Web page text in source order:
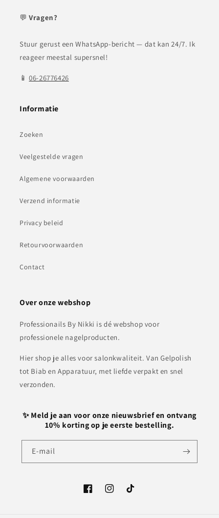
💬Vragen?
Stuur gerust een WhatsApp-bericht — dat kan 24/7. Ik
reageer meestal supersnel!
📱06-26776426
Informatie
Zoeken
Veelgestelde vragen
Algemene voorwaarden
Verzend informatie
Privacy beleid
Retourvoorwaarden
Contact
Over onze webshop
Professionails By Nikki is dé webshop voor
professionele nagelproducten.
Hier shop je alles voor salonkwaliteit. Van Gelpolish
tot Biab en Apparatuur, met liefde verpakt en snel
verzonden.
✨ Meld je aan voor onze nieuwsbrief en ontvang
10% korting op je eerste bestelling.
E‑mail
FacebookInstagramTikTok